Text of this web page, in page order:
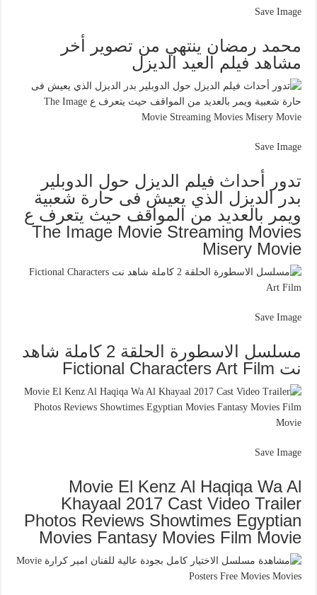
Save Image
محمد رمضان ينتهي من تصوير أخر
مشاهد فيلم العيد الديزل
Save Image
تدور أحداث فيلم الديزل حول الدوبلير
بدر الديزل الذي يعيش فى حارة شعبية
ويمر بالعديد من المواقف حيث يتعرف ع
The Image Movie Streaming Movies
Misery Movie
Save Image
مسلسل الاسطورة الحلقة 2 كاملة شاهد
نت Fictional Characters Art Film
Save Image
Movie El Kenz Al Haqiqa Wa Al
Khayaal 2017 Cast Video Trailer
Photos Reviews Showtimes Egyptian
Movies Fantasy Movies Film Movie